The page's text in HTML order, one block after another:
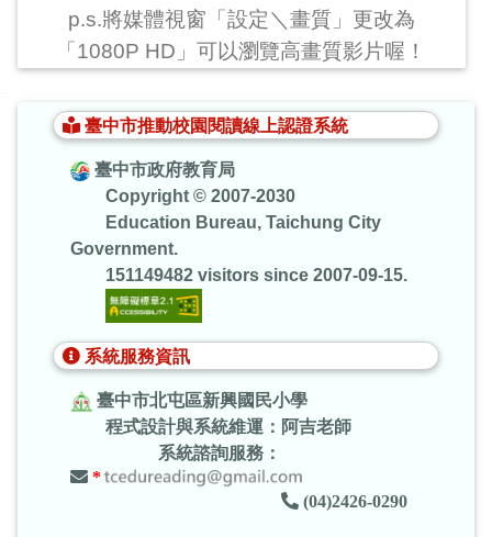
p.s.將媒體視窗「設定＼畫質」更改為
「1080P HD」可以瀏覽高畫質影片喔！
臺中市推動校園閱讀線上認證系統
臺中市政府教育局
Copyright © 2007-2030
Education Bureau, Taichung City
Government.
151149482 visitors since 2007-09-15.
系統服務資訊
臺中市北屯區新興國民小學
程式設計與系統維運：阿吉老師
系統諮詢服務：
*
(04)2426-0290